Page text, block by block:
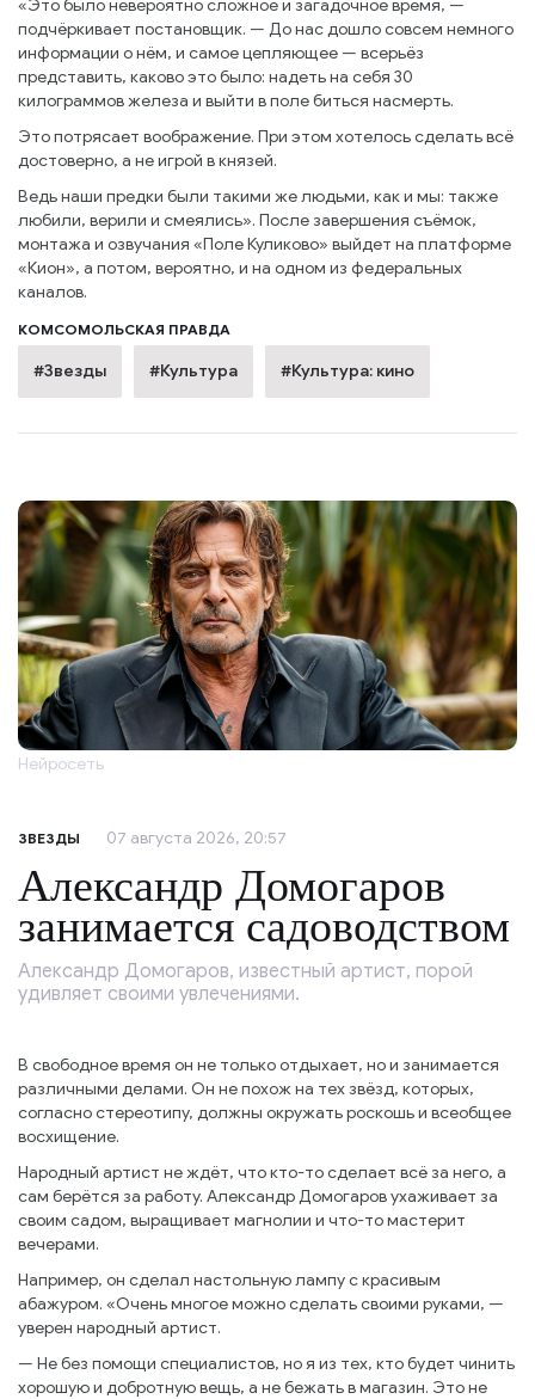
«Это было невероятно сложное и загадочное время, —
подчёркивает постановщик. — До нас дошло совсем немного
информации о нём, и самое цепляющее — всерьёз
представить, каково это было: надеть на себя 30
килограммов железа и выйти в поле биться насмерть.
Это потрясает воображение. При этом хотелось сделать всё
достоверно, а не игрой в князей.
Ведь наши предки были такими же людьми, как и мы: также
любили, верили и смеялись». После завершения съёмок,
монтажа и озвучания «Поле Куликово» выйдет на платформе
«Кион», а потом, вероятно, и на одном из федеральных
каналов.
КОМСОМОЛЬСКАЯ ПРАВДА
#Звезды #Культура #Культура: кино
Нейросеть
ЗВЕЗДЫ 07 августа 2026, 20:57
Александр Домогаров
занимается садоводством
Александр Домогаров, известный артист, порой
удивляет своими увлечениями.
В свободное время он не только отдыхает, но и занимается
различными делами. Он не похож на тех звёзд, которых,
согласно стереотипу, должны окружать роскошь и всеобщее
восхищение.
Народный артист не ждёт, что кто-то сделает всё за него, а
сам берётся за работу. Александр Домогаров ухаживает за
своим садом, выращивает магнолии и что-то мастерит
вечерами.
Например, он сделал настольную лампу с красивым
абажуром. «Очень многое можно сделать своими руками, —
уверен народный артист.
— Не без помощи специалистов, но я из тех, кто будет чинить
хорошую и добротную вещь, а не бежать в магазин. Это не